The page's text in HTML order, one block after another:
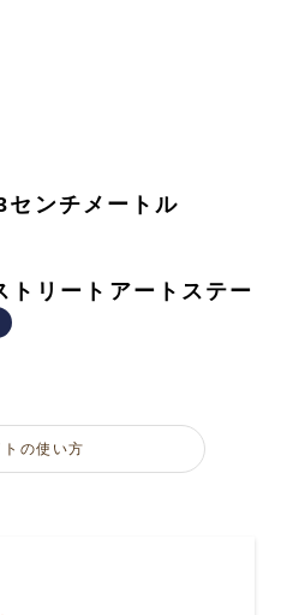
ンチメートル
トリートアートステー
トの使い方